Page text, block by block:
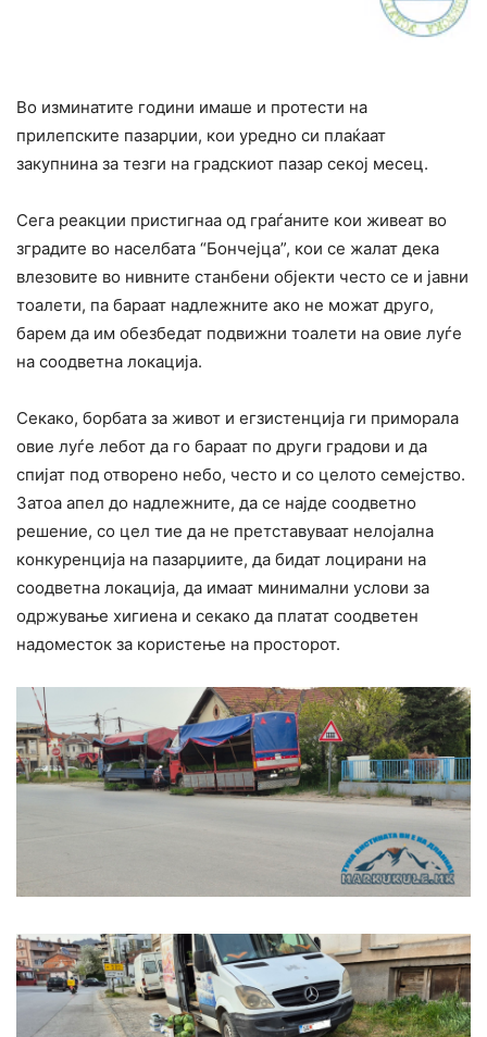
Во изминатите години имаше и протести на
прилепските пазарџии, кои уредно си плаќаат
закупнина за тезги на градскиот пазар секој месец.
Сега реакции пристигнаа од граѓаните кои живеат во
зградите во населбата “Бончејца”, кои се жалат дека
влезовите во нивните станбени објекти често се и јавни
тоалети, па бараат надлежните ако не можат друго,
барем да им обезбедат подвижни тоалети на овие луѓе
на соодветна локација.
Секако, борбата за живот и егзистенција ги приморала
овие луѓе лебот да го бараат по други градови и да
спијат под отворено небо, често и со целото семејство.
Затоа апел до надлежните, да се најде соодветно
решение, со цел тие да не претставуваат нелојална
конкуренција на пазарџиите, да бидат лоцирани на
соодветна локација, да имаат минимални услови за
одржување хигиена и секако да платат соодветен
надоместок за користење на просторот.